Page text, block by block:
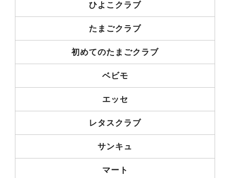
ひよこクラブ
たまごクラブ
初めてのたまごクラブ
ベビモ
エッセ
レタスクラブ
サンキュ
マート